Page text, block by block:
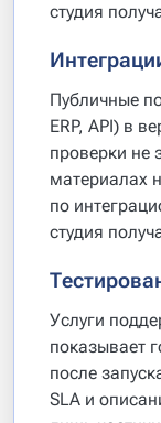
студия
Публичные
ERP, API) в
проверки не
материалах
по
студия
Услуги
показывает
после
SLA и